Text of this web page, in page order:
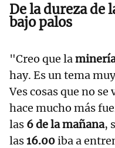
De la dureza de
bajo palos
"Creo que la
hay. Es un tema
Ves cosas que no
hace mucho más
las 6 de la mañana,
las16.00iba a